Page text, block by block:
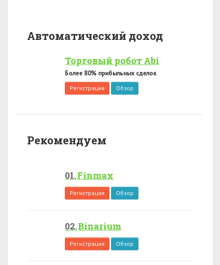
Автоматический доход
Торговый робот Abi
Более 80% прибыльных сделок
Регистрация Обзор
Рекомендуем
Finmax
Регистрация Обзор
Binarium
Регистрация Обзор